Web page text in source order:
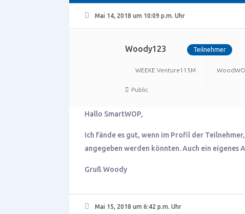
Mai 14, 2018 um 10:09 p.m. Uhr
Woody123 Teilnehmer
WEEKE Venture115M
Public
Hallo SmartWOP,
Ich fände es gut, wenn im Profil der
angegeben werden könnten. Auch ein eigenes
Gruß Woody
Mai 15, 2018 um 6:42 p.m. Uhr